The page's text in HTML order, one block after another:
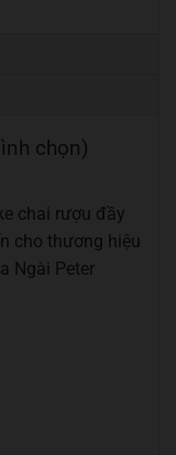
chọn)
chai rượu đầy
cho thương hiệu
Ngài Peter